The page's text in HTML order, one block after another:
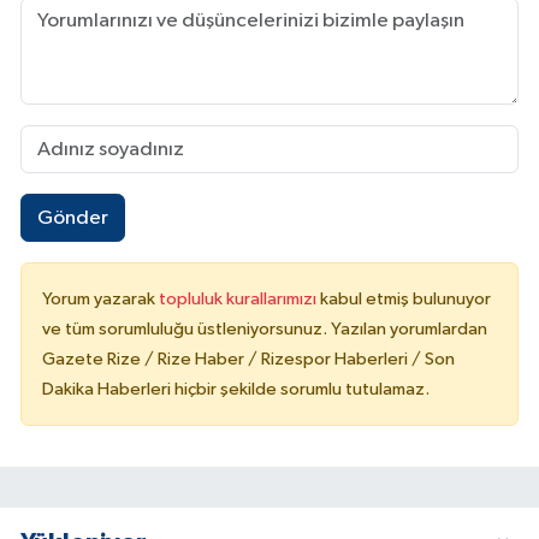
Gönder
Yorum yazarak topluluk kurallarımızı kabul etmiş bulunuyor
ve tüm sorumluluğu üstleniyorsunuz. Yazılan yorumlardan
Gazete Rize / Rize Haber / Rizespor Haberleri / Son
Dakika Haberleri hiçbir şekilde sorumlu tutulamaz.